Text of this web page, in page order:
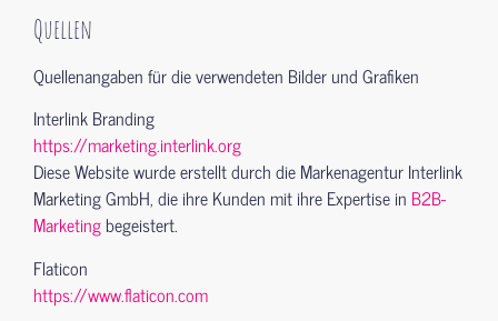
Quellen
Quellenangaben für die verwendeten Bilder und Grafiken
Interlink Branding
https://marketing.interlink.org
Diese Website wurde erstellt durch die Markenagentur Interlink
Marketing GmbH, die ihre Kunden mit ihre Expertise in B2B-
Marketingbegeistert.
Flaticon
https://www.flaticon.com